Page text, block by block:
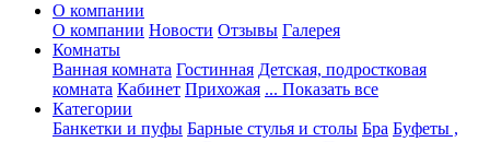
О компании
О компании Новости Отзывы Галерея
Комнаты
Ванная комната Гостинная Детская, подростковая
комната Кабинет Прихожая ... Показать все
Категории
Банкетки и пуфы Барные стулья и столы Бра Буфеты ,